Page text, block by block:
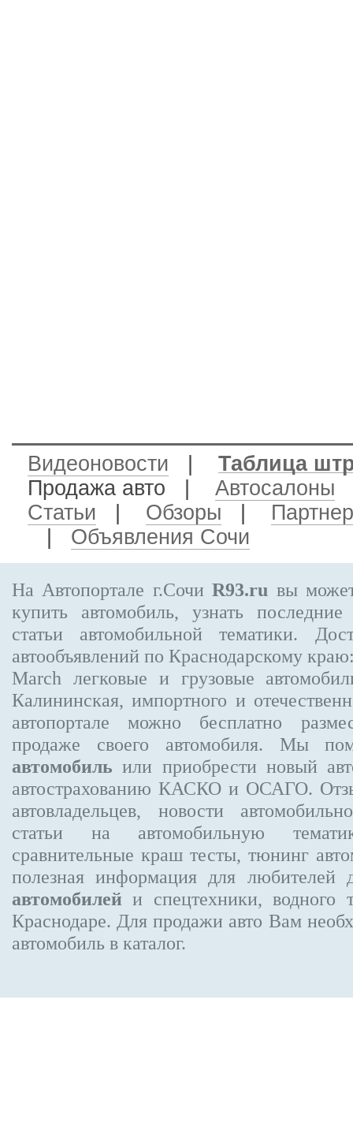
Видеоновости
Таблица
Продажа авто
Автосалоны
Статьи
Обзоры
Объявления Сочи
На Автопортале г.СочиR93.ru вы
купить автомобиль, узнать
статьи автомобильной тематики.
автообъявлений по Краснодарскому
March легковые и грузовые
Калининская, импортного и
автопортале можно бесплатно
продаже своего автомобиля. Мы
автомобиль или приобрести новый
автострахованию КАСКО и ОСАГО.
автовладельцев, новости
статьи на автомобильную
сравнительные краш тесты, тюнинг
полезная информация для любителей
автомобилей и спецтехники, водного
Краснодаре. Для продажи авто Вам
автомобиль в каталог.